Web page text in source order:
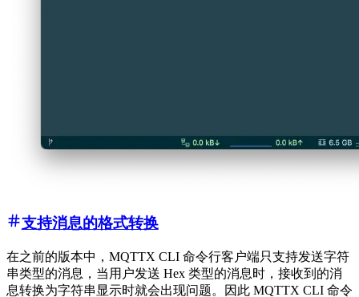
支持消息的格式转换
在之前的版本中，MQTTX CLI 命令行客户端只支持发送字符
串类型的消息，当用户发送 Hex 类型的消息时，接收到的消
息转换为字符串显示时就会出现问题。因此 MQTTX CLI 命令